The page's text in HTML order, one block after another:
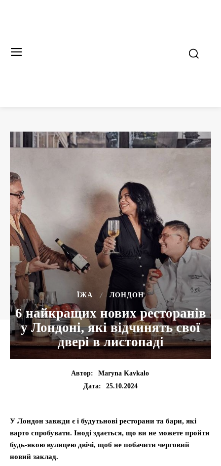
ЇЖА ЛОНДОН
6 найкращих нових ресторанів
у Лондоні, які відчинять свої
двері в листопаді
Автор:
Maryna Kavkalo
Дата:
25.10.2024
У Лондон завжди є і будутьнові ресторани та бари, які
варто спробувати. Іноді здається, що ви не можете пройти
будь-якою вулицею двічі, щоб не побачити черговий
новий заклад.